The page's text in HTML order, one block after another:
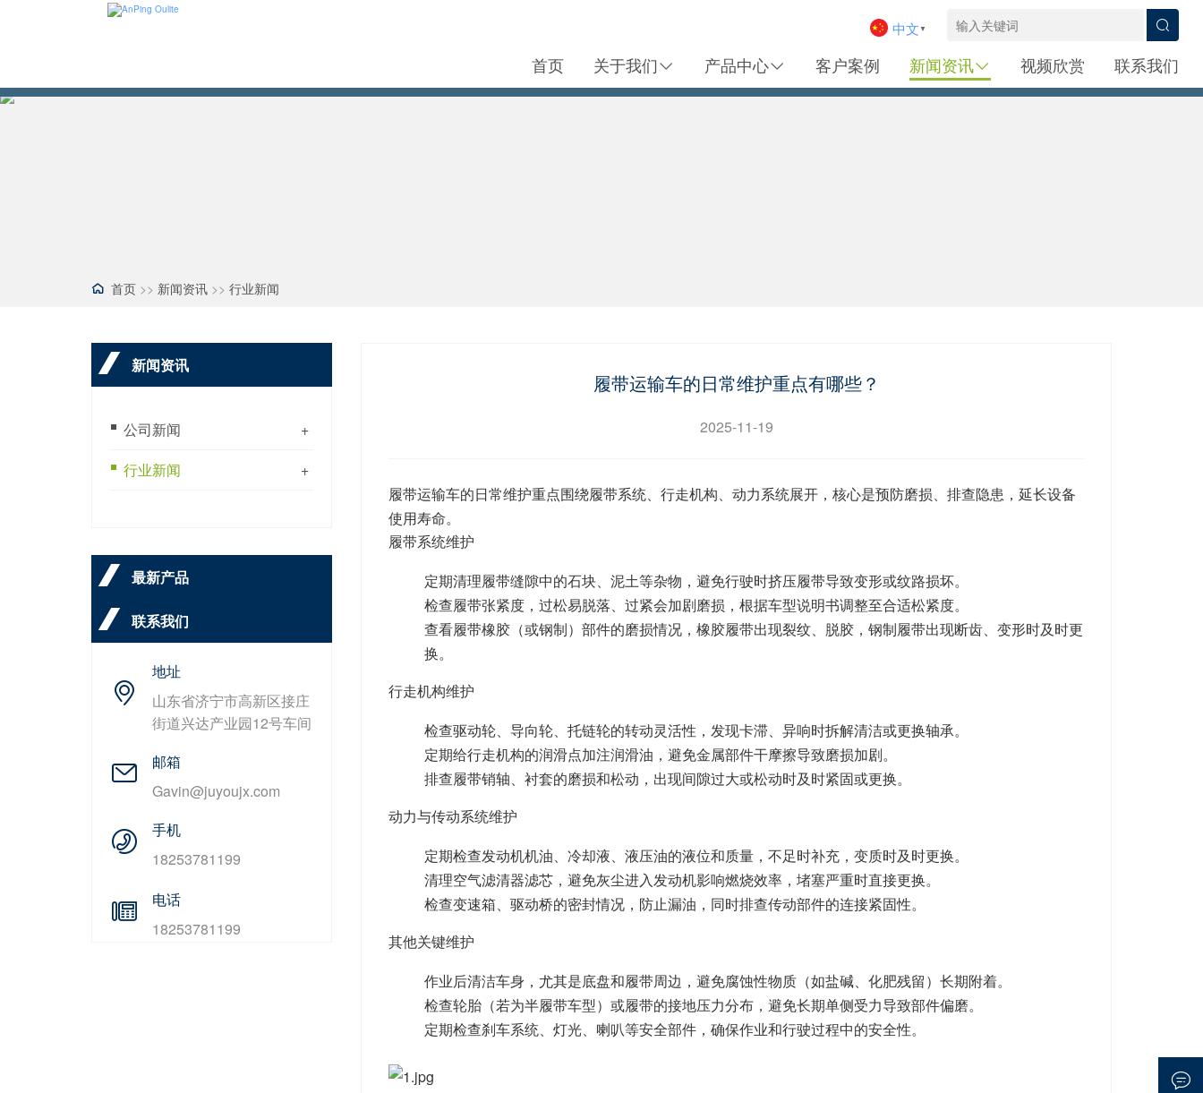
中文 ▼
首页 关于我们 产品中心 客户案例 新闻资讯 视频欣赏 联系我们
首页 >> 新闻资讯 >> 行业新闻
新闻资讯
公司新闻
+
行业新闻
+
最新产品
联系我们
地址
山东省济宁市高新区接庄
街道兴达产业园12号车间
邮箱
Gavin@juyoujx.com
手机
18253781199
电话
18253781199
履带运输车的日常维护重点有哪些？
2025-11-19
履带运输车的日常维护重点围绕履带系统、行走机构、动力系统展开，核心是预防磨损、排查隐患，延长设备
使用寿命。
履带系统维护
定期清理履带缝隙中的石块、泥土等杂物，避免行驶时挤压履带导致变形或纹路损坏。
检查履带张紧度，过松易脱落、过紧会加剧磨损，根据车型说明书调整至合适松紧度。
查看履带橡胶（或钢制）部件的磨损情况，橡胶履带出现裂纹、脱胶，钢制履带出现断齿、变形时及时更
换。
行走机构维护
检查驱动轮、导向轮、托链轮的转动灵活性，发现卡滞、异响时拆解清洁或更换轴承。
定期给行走机构的润滑点加注润滑油，避免金属部件干摩擦导致磨损加剧。
排查履带销轴、衬套的磨损和松动，出现间隙过大或松动时及时紧固或更换。
动力与传动系统维护
定期检查发动机机油、冷却液、液压油的液位和质量，不足时补充，变质时及时更换。
清理空气滤清器滤芯，避免灰尘进入发动机影响燃烧效率，堵塞严重时直接更换。
检查变速箱、驱动桥的密封情况，防止漏油，同时排查传动部件的连接紧固性。
其他关键维护
作业后清洁车身，尤其是底盘和履带周边，避免腐蚀性物质（如盐碱、化肥残留）长期附着。
检查轮胎（若为半履带车型）或履带的接地压力分布，避免长期单侧受力导致部件偏磨。
定期检查刹车系统、灯光、喇叭等安全部件，确保作业和行驶过程中的安全性。